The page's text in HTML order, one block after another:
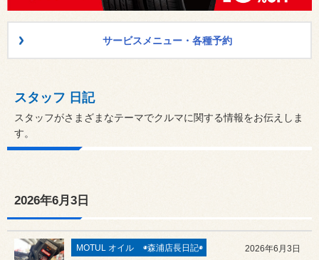
サービスメニュー・各種予約
スタッフ 日記
スタッフがさまざまなテーマでクルマに関する情報をお伝えしま
す。
2026年6月3日
MOTUL オイル ◉森浦店長日記◉ 2026年6月3日